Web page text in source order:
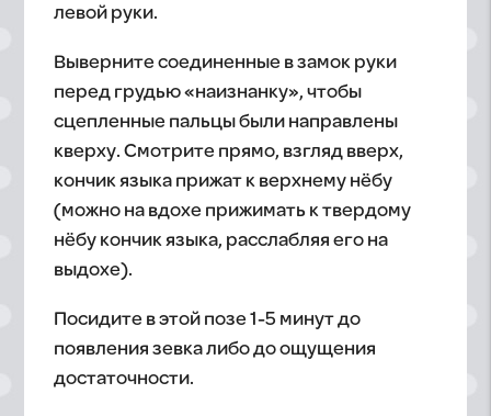
левой руки.
Выверните соединенные в замок руки
перед грудью «наизнанку», чтобы
сцепленные пальцы были направлены
кверху. Смотрите прямо, взгляд вверх,
кончик языка прижат к верхнему нёбу
(можно на вдохе прижимать к твердому
нёбу кончик языка, расслабляя его на
выдохе).
Посидите в этой позе 1-5 минут до
появления зевка либо до ощущения
достаточности.